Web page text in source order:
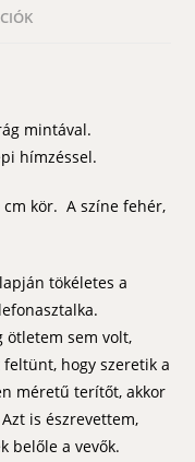
mintával.
hímzéssel.
cm kör. A színe fehér,
tökéletes a
ötletem sem volt,
hogy szeretik a
méretű terítőt, akkor
is észrevettem,
belőle a vevők.